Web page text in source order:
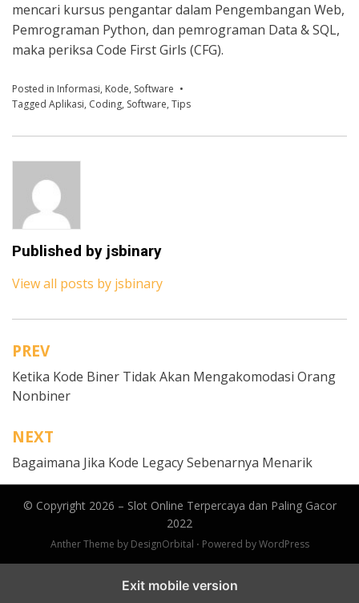
mencari kursus pengantar dalam Pengembangan Web,
Pemrograman Python, dan pemrograman Data & SQL,
maka periksa Code First Girls (CFG).
Posted in Informasi, Kode, Software
Tagged Aplikasi, Coding, Software, Tips
Published by jsbinary
View all posts by jsbinary
N
a
v
i
g
a
p
PREV
Ketika Kode Biner Tidak Akan Mengakomodasi Orang
Nonbiner
NEXT
Bagaimana Jika Kode Legacy Sebenarnya Menarik
© Copyright 2026 – Slot Online Terpercaya dan Paling Gacor
2022
Anther Theme by DesignOrbital ⋅ Powered byWordPress
Exit mobile version